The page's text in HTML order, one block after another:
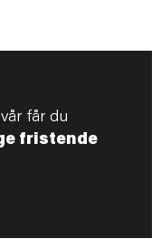
får du
fristende